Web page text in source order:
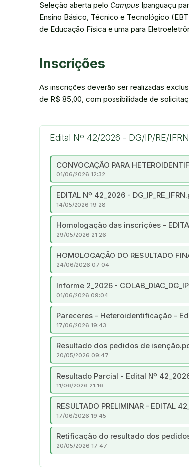
Seleção aberta pelo Campus Ipanguaçu
Ensino Básico, Técnico e Tecnológico
de Educação Física e uma para
Inscrições
As inscrições deverão ser realizadas
de R$ 85,00, com possibilidade de
Edital Nº 42/2026 - DG/IP/RE/IFRN
CONVOCAÇÃO PARA
01/06/2026 12:32
EDITAL Nº 42_2026 -
14/05/2026 19:28
Homologação das inscrições -
29/05/2026 21:26
HOMOLOGAÇÃO DO RESULTADO
24/06/2026 07:04
Informe 2_2026 -
01/06/2026 09:04
Pareceres - Heteroidentificação -
17/06/2026 19:43
Resultado dos pedidos de
20/05/2026 09:47
Resultado Parcial - Edital Nº 42_2026
11/06/2026 21:16
RESULTADO PRELIMINAR - EDITAL
17/06/2026 19:45
Retificação do resultado dos
20/05/2026 17:47